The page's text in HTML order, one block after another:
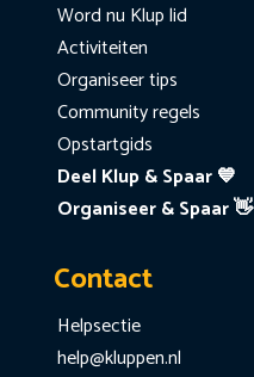
Word nu Klup lid
Activiteiten
Organiseer tips
Community regels
Opstartgids
Deel Klup & Spaar 💙
Organiseer & Spaar 👋
Contact
Helpsectie
help@kluppen.nl